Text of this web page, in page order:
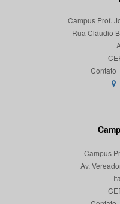
Campus Prof.
Rua Cláudio
Campus
Av.